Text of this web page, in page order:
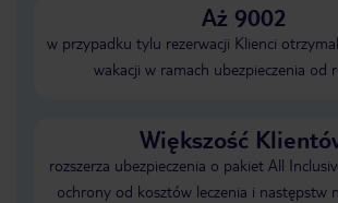
Aż 9002
w przypadku tylu rezerwacji Klienci
wakacji w ramach ubezpieczenia od
Większość
rozszerza ubezpieczenia o pakiet All
ochrony od kosztów leczenia i następstw